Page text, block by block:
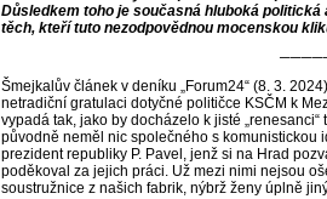
Důsledkem toho je současná hluboká
těch, kteří tuto nezodpovědnou mocenskou
Šmejkalův článek v deníku „Forum24“ (8. 3.
netradiční gratulaci dotyčné političce KSČM k
vypadá tak, jako by docházelo k jisté
původně neměl nic společného s komunistickou
prezident republiky P. Pavel, jenž si na Hrad
poděkoval za jejich práci. Už mezi nimi nejsou
soustružnice z našich fabrik, nýbrž ženy úplně